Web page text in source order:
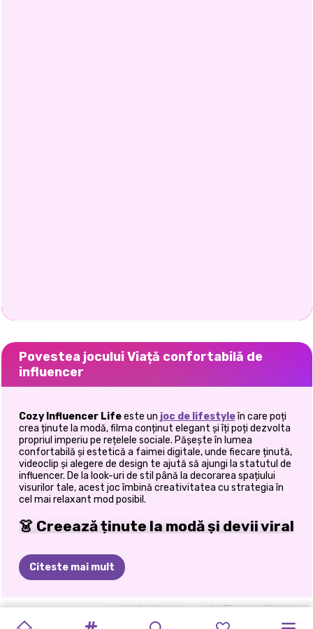
Povestea jocului Viață confortabilă de
influencer
Cozy Influencer Lifeeste un joc de lifestyleîn care poți
crea ținute la modă, filma conținut elegant și îți poți dezvolta
propriul imperiu pe rețelele sociale. Pășește în lumea
confortabilă și estetică a faimei digitale, unde fiecare ținută,
videoclip și alegere de design te ajută să ajungi la statutul de
influencer. De la look-uri de stil până la decorarea spațiului
visurilor tale, acest joc îmbină creativitatea cu strategia în
cel mai relaxant mod posibil.
👗 Creează ținute la modă și devii viral
Călătoria ta către statutul de influencer începe cu stil. Vei
ajunge la:
Rămâi la curent cu cele mai recente tendințe
Creați stiluri atrăgătoare pentru videoclipurile dvs.
Citeste mai mult
TIKTOK
COAFURI
VILLAIN CE